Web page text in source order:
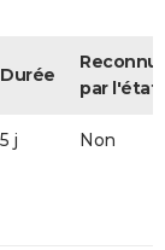
Durée
par l'état
5 j Non